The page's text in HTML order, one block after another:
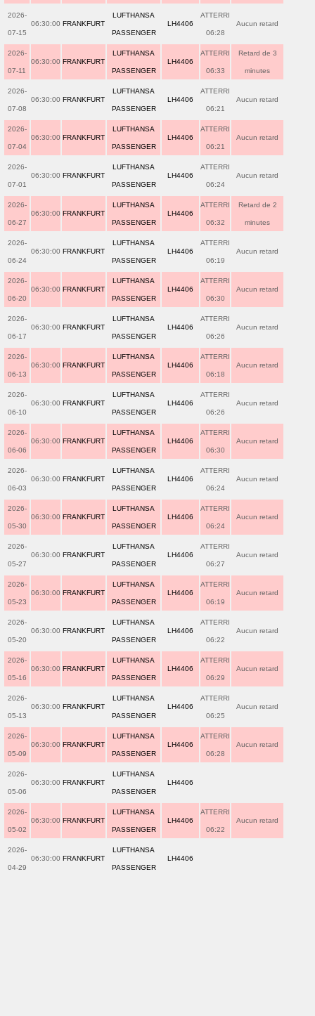
2026-
07-15
06:30:00 FRANKFURT
LUFTHANSA
PASSENGER
LH4406
ATTERRI
06:28
Aucun retard
2026-
07-11
06:30:00 FRANKFURT
LUFTHANSA
PASSENGER
LH4406
ATTERRI
06:33
Retard de 3
minutes
2026-
07-08
06:30:00 FRANKFURT
LUFTHANSA
PASSENGER
LH4406
ATTERRI
06:21
Aucun retard
2026-
07-04
06:30:00 FRANKFURT
LUFTHANSA
PASSENGER
LH4406
ATTERRI
06:21
Aucun retard
2026-
07-01
06:30:00 FRANKFURT
LUFTHANSA
PASSENGER
LH4406
ATTERRI
06:24
Aucun retard
2026-
06-27
06:30:00 FRANKFURT
LUFTHANSA
PASSENGER
LH4406
ATTERRI
06:32
Retard de 2
minutes
2026-
06-24
06:30:00 FRANKFURT
LUFTHANSA
PASSENGER
LH4406
ATTERRI
06:19
Aucun retard
2026-
06-20
06:30:00 FRANKFURT
LUFTHANSA
PASSENGER
LH4406
ATTERRI
06:30
Aucun retard
2026-
06-17
06:30:00 FRANKFURT
LUFTHANSA
PASSENGER
LH4406
ATTERRI
06:26
Aucun retard
2026-
06-13
06:30:00 FRANKFURT
LUFTHANSA
PASSENGER
LH4406
ATTERRI
06:18
Aucun retard
2026-
06-10
06:30:00 FRANKFURT
LUFTHANSA
PASSENGER
LH4406
ATTERRI
06:26
Aucun retard
2026-
06-06
06:30:00 FRANKFURT
LUFTHANSA
PASSENGER
LH4406
ATTERRI
06:30
Aucun retard
2026-
06-03
06:30:00 FRANKFURT
LUFTHANSA
PASSENGER
LH4406
ATTERRI
06:24
Aucun retard
2026-
05-30
06:30:00 FRANKFURT
LUFTHANSA
PASSENGER
LH4406
ATTERRI
06:24
Aucun retard
2026-
05-27
06:30:00 FRANKFURT
LUFTHANSA
PASSENGER
LH4406
ATTERRI
06:27
Aucun retard
2026-
05-23
06:30:00 FRANKFURT
LUFTHANSA
PASSENGER
LH4406
ATTERRI
06:19
Aucun retard
2026-
05-20
06:30:00 FRANKFURT
LUFTHANSA
PASSENGER
LH4406
ATTERRI
06:22
Aucun retard
2026-
05-16
06:30:00 FRANKFURT
LUFTHANSA
PASSENGER
LH4406
ATTERRI
06:29
Aucun retard
2026-
05-13
06:30:00 FRANKFURT
LUFTHANSA
PASSENGER
LH4406
ATTERRI
06:25
Aucun retard
2026-
05-09
06:30:00 FRANKFURT
LUFTHANSA
PASSENGER
LH4406
ATTERRI
06:28
Aucun retard
2026-
05-06
06:30:00 FRANKFURT
LUFTHANSA
PASSENGER
LH4406
2026-
05-02
06:30:00 FRANKFURT
LUFTHANSA
PASSENGER
LH4406
ATTERRI
06:22
Aucun retard
2026-
04-29
06:30:00 FRANKFURT
LUFTHANSA
PASSENGER
LH4406